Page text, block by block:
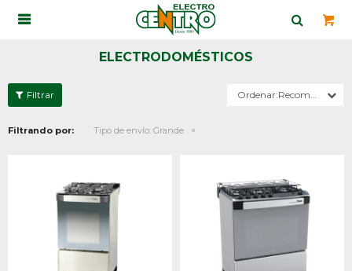

ELECTRODOMÉSTICOS
Recomendados
Filtrando por: Tipo de envío: Grande